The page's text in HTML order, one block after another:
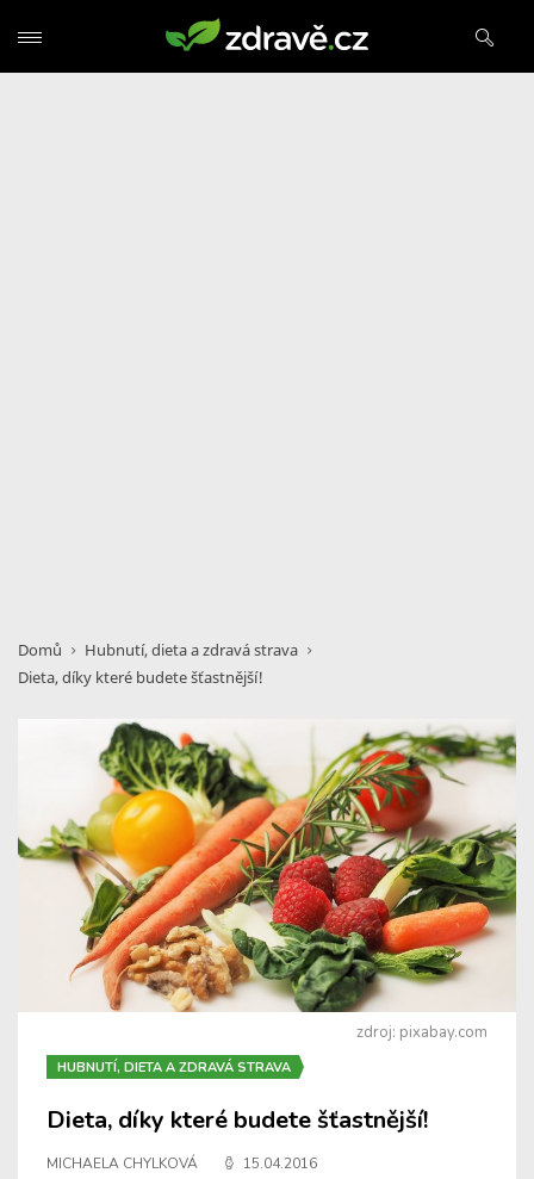
Domů
Hubnutí, dieta a zdravá strava
Dieta, díky které budete šťastnější!
zdroj: pixabay.com
HUBNUTÍ, DIETA A ZDRAVÁ STRAVA
Dieta, díky které budete šťastnější!
MICHAELA CHYLKOVÁ 15.04.2016